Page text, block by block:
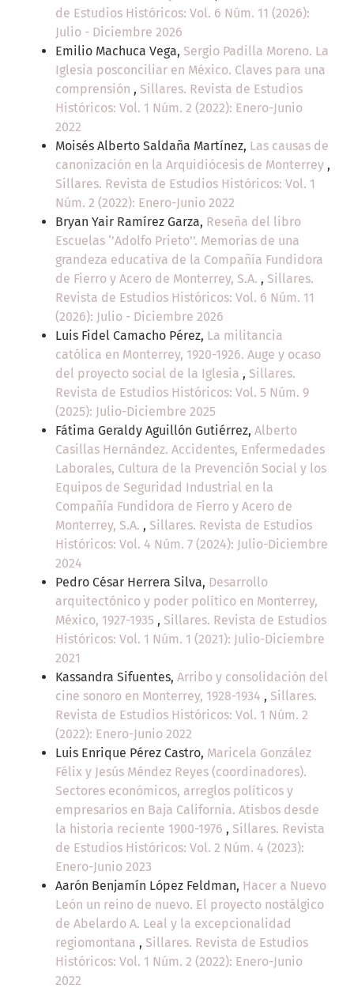
de Estudios Históricos: Vol. 6 Núm. 11 (2026):
Julio - Diciembre 2026
Emilio Machuca Vega, Sergio Padilla Moreno. La
Iglesia posconciliar en México. Claves para una
comprensión , Sillares. Revista de Estudios
Históricos: Vol. 1 Núm. 2 (2022): Enero-Junio
2022
Moisés Alberto Saldaña Martínez, Las causas de
canonización en la Arquidiócesis de Monterrey ,
Sillares. Revista de Estudios Históricos: Vol. 1
Núm. 2 (2022): Enero-Junio 2022
Bryan Yair Ramírez Garza, Reseña del libro
Escuelas ‘’Adolfo Prieto’’. Memorias de una
grandeza educativa de la Compañía Fundidora
de Fierro y Acero de Monterrey, S.A. , Sillares.
Revista de Estudios Históricos: Vol. 6 Núm. 11
(2026): Julio - Diciembre 2026
Luis Fidel Camacho Pérez, La militancia
católica en Monterrey, 1920-1926. Auge y ocaso
del proyecto social de la Iglesia , Sillares.
Revista de Estudios Históricos: Vol. 5 Núm. 9
(2025): Julio-Diciembre 2025
Fátima Geraldy Aguillón Gutiérrez, Alberto
Casillas Hernández. Accidentes, Enfermedades
Laborales, Cultura de la Prevención Social y los
Equipos de Seguridad Industrial en la
Compañía Fundidora de Fierro y Acero de
Monterrey, S.A. , Sillares. Revista de Estudios
Históricos: Vol. 4 Núm. 7 (2024): Julio-Diciembre
2024
Pedro César Herrera Silva, Desarrollo
arquitectónico y poder político en Monterrey,
México, 1927-1935 , Sillares. Revista de Estudios
Históricos: Vol. 1 Núm. 1 (2021): Julio-Diciembre
2021
Kassandra Sifuentes, Arribo y consolidación del
cine sonoro en Monterrey, 1928-1934 , Sillares.
Revista de Estudios Históricos: Vol. 1 Núm. 2
(2022): Enero-Junio 2022
Luis Enrique Pérez Castro, Maricela González
Félix y Jesús Méndez Reyes (coordinadores).
Sectores económicos, arreglos políticos y
empresarios en Baja California. Atisbos desde
la historia reciente 1900-1976 , Sillares. Revista
de Estudios Históricos: Vol. 2 Núm. 4 (2023):
Enero-Junio 2023
Aarón Benjamín López Feldman, Hacer a Nuevo
León un reino de nuevo. El proyecto nostálgico
de Abelardo A. Leal y la excepcionalidad
regiomontana , Sillares. Revista de Estudios
Históricos: Vol. 1 Núm. 2 (2022): Enero-Junio
2022